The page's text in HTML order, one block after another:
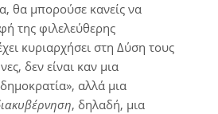
θα μπορούσε κανείς να
της φιλελεύθερης
κυριαρχήσει στη Δύση τους
δεν είναι καν μια
αλλά μια
, δηλαδή, μια